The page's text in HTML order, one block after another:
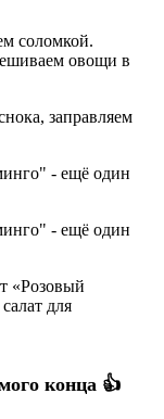
соломкой.
овощи в
заправляем
«Розовый
для
конца 👍